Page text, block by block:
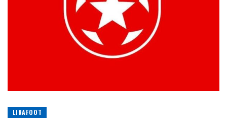
LINAFOOT